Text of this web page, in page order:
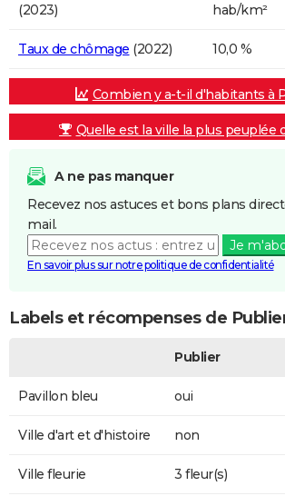
(2023)
hab/km²
Taux de chômage (2022) 10,0 %
Combien y a-t-il d'habitants à
Quelle est la ville la plus peuplée
A ne pas manquer
Recevez nos astuces et bons plans
mail.
Je
En savoir plus sur notre politique de confidentialité
Labels et récompenses de
Publier
Pavillon bleu oui
Ville d'art et d'histoire non
Ville fleurie 3 fleur(s)